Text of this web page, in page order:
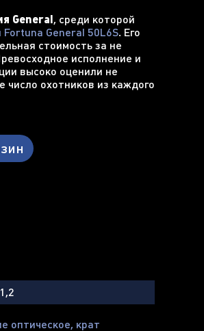
General, среди которой
General 50L6S. Его
стоимость за не
исполнение и
высоко оценили не
число охотников из каждого
оптическое, крат